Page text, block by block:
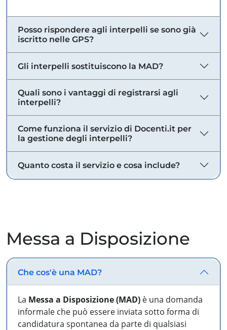
Posso rispondere agli interpelli se sono già
iscritto nelle GPS?
Gli interpelli sostituiscono la MAD?
Quali sono i vantaggi di registrarsi agli
interpelli?
Come funziona il servizio di Docenti.it per
la gestione degli interpelli?
Quanto costa il servizio e cosa include?
Messa a Disposizione
Che cos'è una MAD?
La Messa a Disposizione (MAD) è una domanda
informale che può essere inviata sotto forma di
candidatura spontanea da parte di qualsiasi